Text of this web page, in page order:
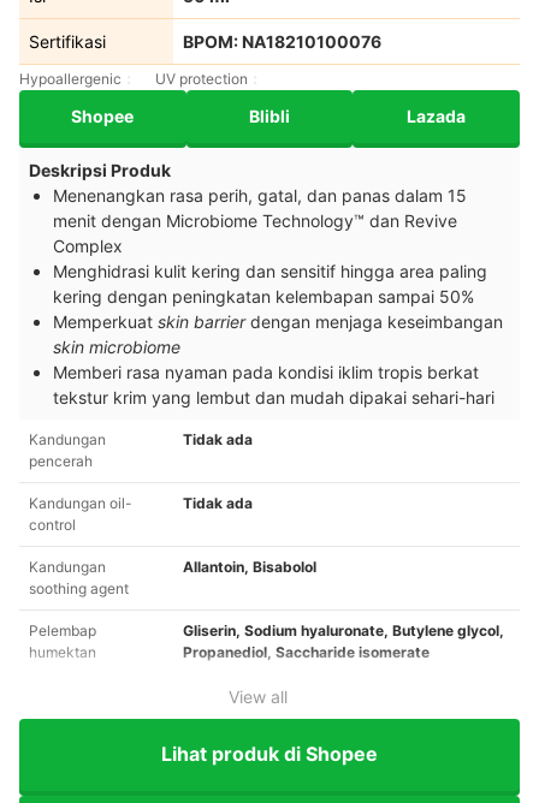
Sertifikasi BPOM: NA18210100076
Hypoallergenic UV protection
Shopee Blibli Lazada
Deskripsi Produk
Menenangkan rasa perih, gatal, dan panas dalam 15
menit dengan Microbiome Technology™ dan Revive
Complex
Menghidrasi kulit kering dan sensitif hingga area paling
kering dengan peningkatan kelembapan sampai 50%
Memperkuat skin barrierdengan menjaga keseimbangan
skin microbiome
Memberi rasa nyaman pada kondisi iklim tropis berkat
tekstur krim yang lembut dan mudah dipakai sehari-hari
Kandungan
pencerah
Tidak ada
Kandungan oil-
control
Tidak ada
Kandungan
soothing agent
Allantoin, Bisabolol
Pelembap
humektan
Gliserin, Sodium hyaluronate, Butylene glycol,
Propanediol, Saccharide isomerate
View all
Lihat produk di Shopee